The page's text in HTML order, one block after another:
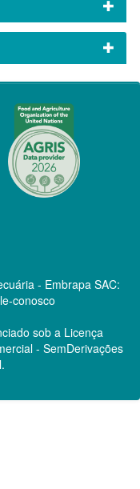
- Embrapa SAC:
conosco
sob a Licença
- SemDerivações